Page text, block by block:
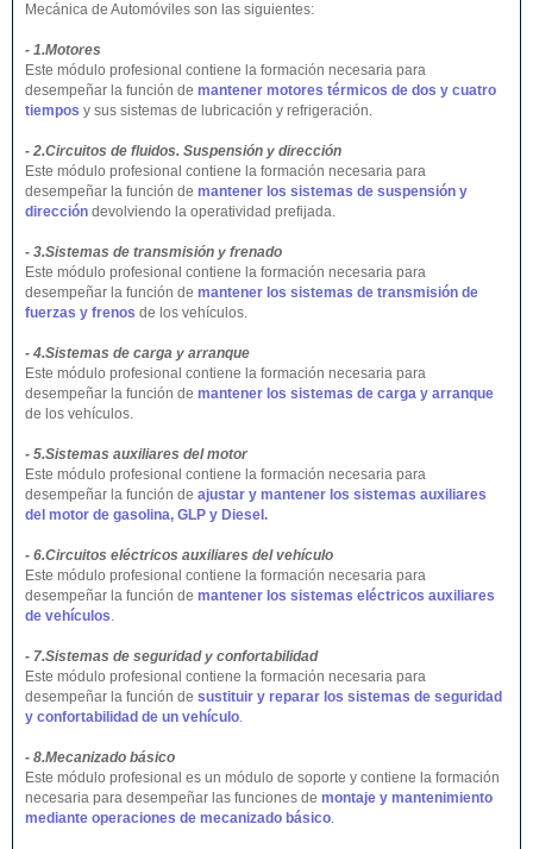
Mecánica de Automóviles son las siguientes:
- 1.Motores
Este módulo profesional contiene la formación necesaria para
desempeñar la función de mantener motores térmicos de dos y cuatro
tiempos y sus sistemas de lubricación y refrigeración.
- 2.Circuitos de fluidos. Suspensión y dirección
Este módulo profesional contiene la formación necesaria para
desempeñar la función de mantener los sistemas de suspensión y
dirección devolviendo la operatividad prefijada.
- 3.Sistemas de transmisión y frenado
Este módulo profesional contiene la formación necesaria para
desempeñar la función de mantener los sistemas de transmisión de
fuerzas y frenos de los vehículos.
- 4.Sistemas de carga y arranque
Este módulo profesional contiene la formación necesaria para
desempeñar la función de mantener los sistemas de carga y arranque
de los vehículos.
- 5.Sistemas auxiliares del motor
Este módulo profesional contiene la formación necesaria para
desempeñar la función de ajustar y mantener los sistemas auxiliares
del motor de gasolina, GLP y Diesel.
- 6.Circuitos eléctricos auxiliares del vehículo
Este módulo profesional contiene la formación necesaria para
desempeñar la función de mantener los sistemas eléctricos auxiliares
de vehículos.
- 7.Sistemas de seguridad y confortabilidad
Este módulo profesional contiene la formación necesaria para
desempeñar la función de sustituir y reparar los sistemas de seguridad
y confortabilidad de un vehículo.
- 8.Mecanizado básico
Este módulo profesional es un módulo de soporte y contiene la formación
necesaria para desempeñar las funciones de montaje y mantenimiento
mediante operaciones de mecanizado básico.